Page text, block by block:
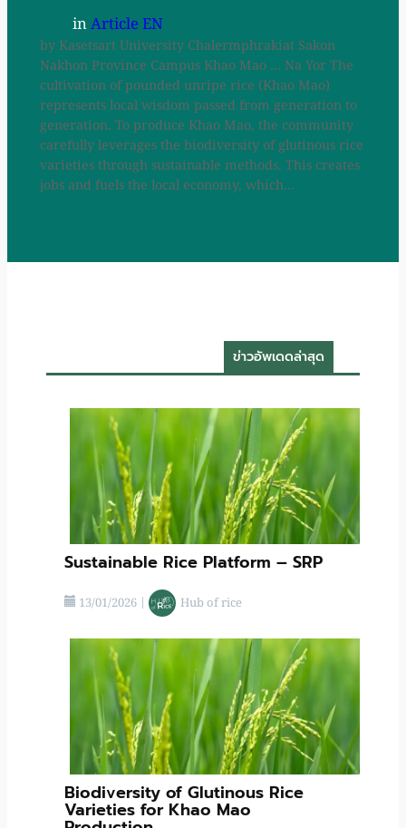
inArticle EN
by Kasetsart University Chalermphrakiat Sakon
Nakhon Province Campus Khao Mao … Na Yor The
cultivation of pounded unripe rice (Khao Mao)
represents local wisdom passed from generation to
generation. To produce Khao Mao, the community
carefully leverages the biodiversity of glutinous rice
varieties through sustainable methods. This creates
jobs and fuels the local economy, which…
ข่าวอัพเดดล่าสุด
Sustainable Rice Platform – SRP
13/01/2026 | Hub of rice
Biodiversity of Glutinous Rice
Varieties for Khao Mao